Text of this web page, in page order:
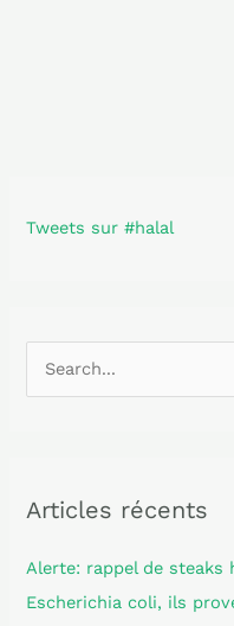
Tweets sur #halal
e
c
h
Articles récents
Alerte: rappel de steaks
Escherichia coli, ils